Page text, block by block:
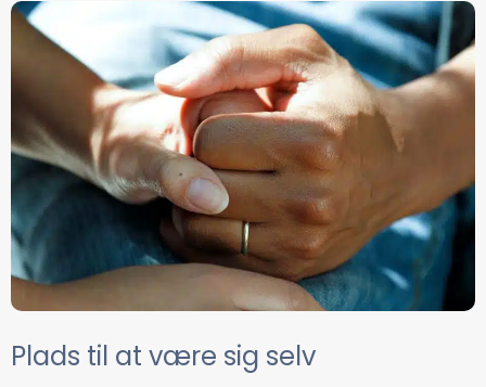
Plads til at være sig selv